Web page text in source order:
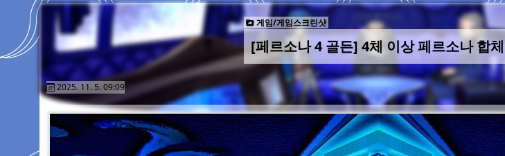
게임/게임스크린샷
[페르소나 4 골든] 4체 이상 페르소나 합체
2025. 11. 5. 09:09